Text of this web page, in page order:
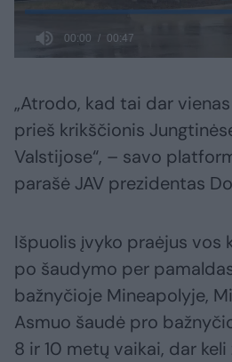
„Atrodo, kad tai dar
prieš krikščionis
Valstijose“, – savo
parašė JAV prezidentas
Išpuolis įvyko praėjus vos
po šaudymo per
bažnyčioje Mineapolyje,
Asmuo šaudė pro
8 ir 10 metų vaikai, dar